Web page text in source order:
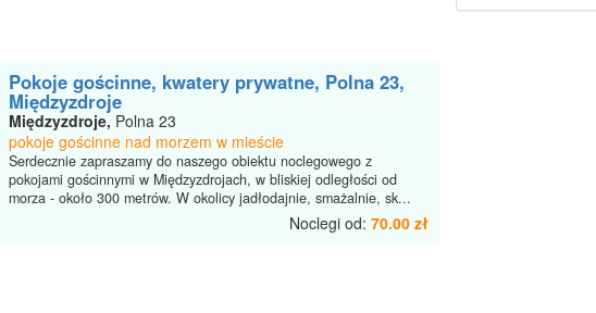
Pokoje gościnne, kwatery prywatne, Polna 23,
Międzyzdroje
Międzyzdroje, Polna 23
pokoje gościnne nad morzem w mieście
Serdecznie zapraszamy do naszego obiektu noclegowego z
pokojami gościnnymi w Międzyzdrojach, w bliskiej odległości od
morza - około 300 metrów. W okolicy jadłodajnie, smażalnie, sk...
Noclegi od: 70.00 zł